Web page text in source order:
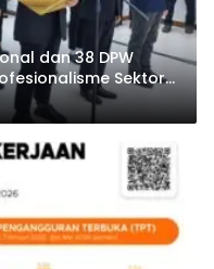
dan 38 DPW
Sektor